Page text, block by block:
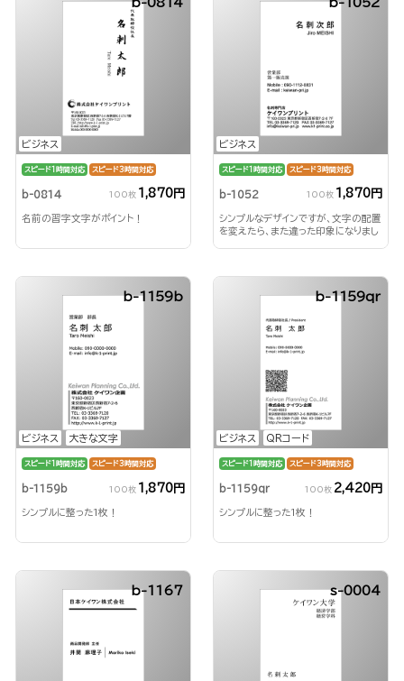
ビジネス
スピード1時間対応 スピード3時間対応
b-0814 100枚 1,870円
名前の習字文字がポイント！
ビジネス
スピード1時間対応 スピード3時間対応
b-1052 100枚 1,870円
シンプルなデザインですが、文字の配置
を変えたら、また違った印象になりまし
ビジネス 大きな文字
b-1159b
スピード1時間対応 スピード3時間対応
b-1159b 100枚 1,870円
シンプルに整った1枚！
ビジネス QRコード
b-1159qr
スピード1時間対応 スピード3時間対応
b-1159qr 100枚 2,420円
シンプルに整った1枚！
b-1167 s-0004